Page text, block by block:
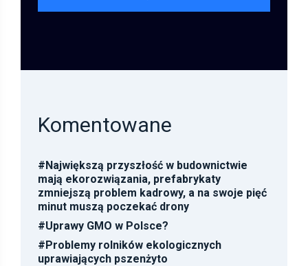
Komentowane
#Największą przyszłość w budownictwie
mają ekorozwiązania, prefabrykaty
zmniejszą problem kadrowy, a na swoje pięć
minut muszą poczekać drony
#Uprawy GMO w Polsce?
#Problemy rolników ekologicznych
uprawiających pszenżyto